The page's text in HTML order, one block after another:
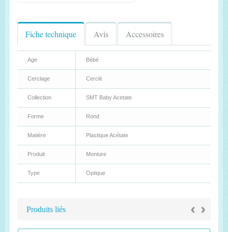
Fiche technique Avis Accessoires
Age Bébé
Cerclage Cerclé
Collection SMT Baby Acetate
Forme Rond
Matière Plastique Acétate
Produit Monture
Type Optique
Produits liés ‹ ›